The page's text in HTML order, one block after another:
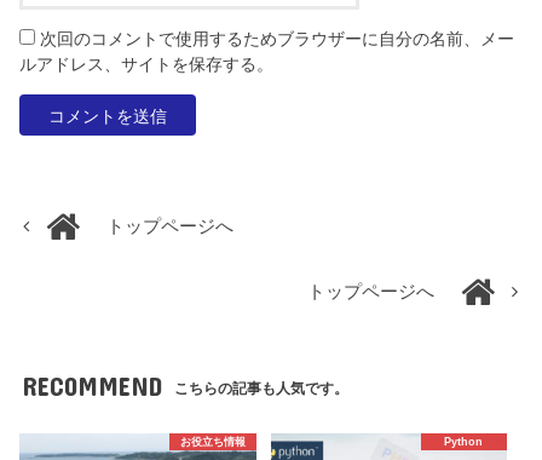
次回のコメントで使用するためブラウザーに自分の名前、メー
ルアドレス、サイトを保存する。
トップページへ
トップページへ
RECOMMEND こちらの記事も人気です。
お役立ち情報 Python